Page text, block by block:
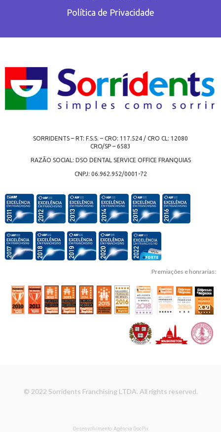
Política de Privacidade
SORRIDENTS – RT: F.S.S. – CRO: 117.524 / CRO CL: 12080
CRO/SP – 6583
RAZÃO SOCIAL: DSO DENTAL SERVICE OFFICE FRANQUIAS
CNPJ: 06.962.952/0001-72
Premiações e honrarias:
© 2022 Sorridents Franchising LTDA. All rights reserved.
Desenvolvimento: Agência DocPix